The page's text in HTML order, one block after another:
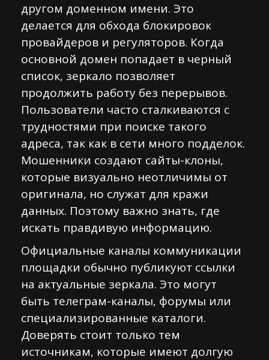
другом доменном имени. Это
делается для обхода блокировок
провайдеров и регуляторов. Когда
основной домен попадает в черный
список, зеркало позволяет
продолжить работу без перерывов.
Пользователи часто сталкиваются с
трудностями при поиске такого
адреса, так как в сети много подделок.
Мошенники создают сайты-клоны,
которые визуально неотличимы от
оригинала, но служат для кражи
данных. Поэтому важно знать, где
искать правдивую информацию.
Официальные каналы коммуникации
площадки обычно публикуют ссылки
на актуальные зеркала. Это могут
быть телеграм-каналы, форумы или
специализированные каталоги.
Доверять стоит только тем
источникам, которые имеют долгую